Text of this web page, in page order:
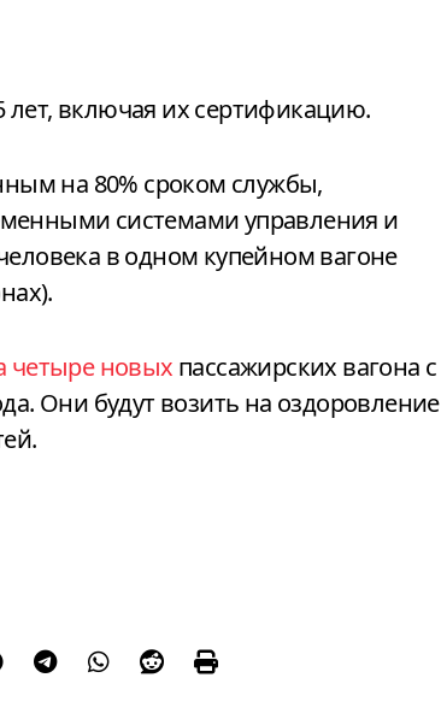
лет, включая их сертификацию.
на 80% сроком службы,
системами управления и
в одном купейном вагоне
четыре новых пассажирских вагона с
Они будут возить на оздоровление